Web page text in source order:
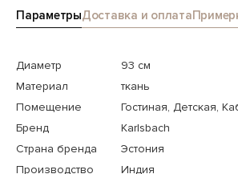
ПараметрыДоставка и оплата
Диаметр
93 см
Материал
ткань
Помещение
Гостиная, Детская,
Бренд
Karlsbach
Страна бренда
Эстония
Производство
Индия